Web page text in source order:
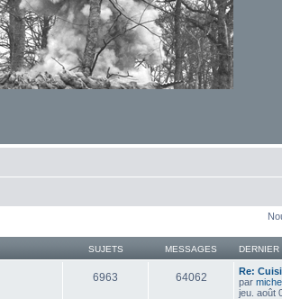
SUJETS MESSAGES
6963 64062
Re:
par
jeu. août